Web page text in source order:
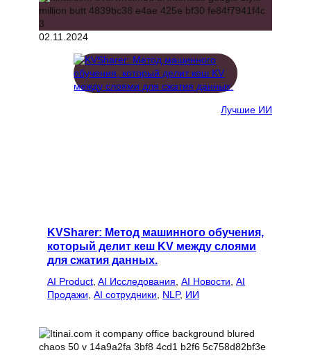
02.11.2024
Лучшие ИИ
KVSharer: Метод машинного обучения,
который делит кеш KV между слоями
для сжатия данных.
AI Product AI Исследования AI Новости AI
Продажи AI сотрудники NLP, ИИ